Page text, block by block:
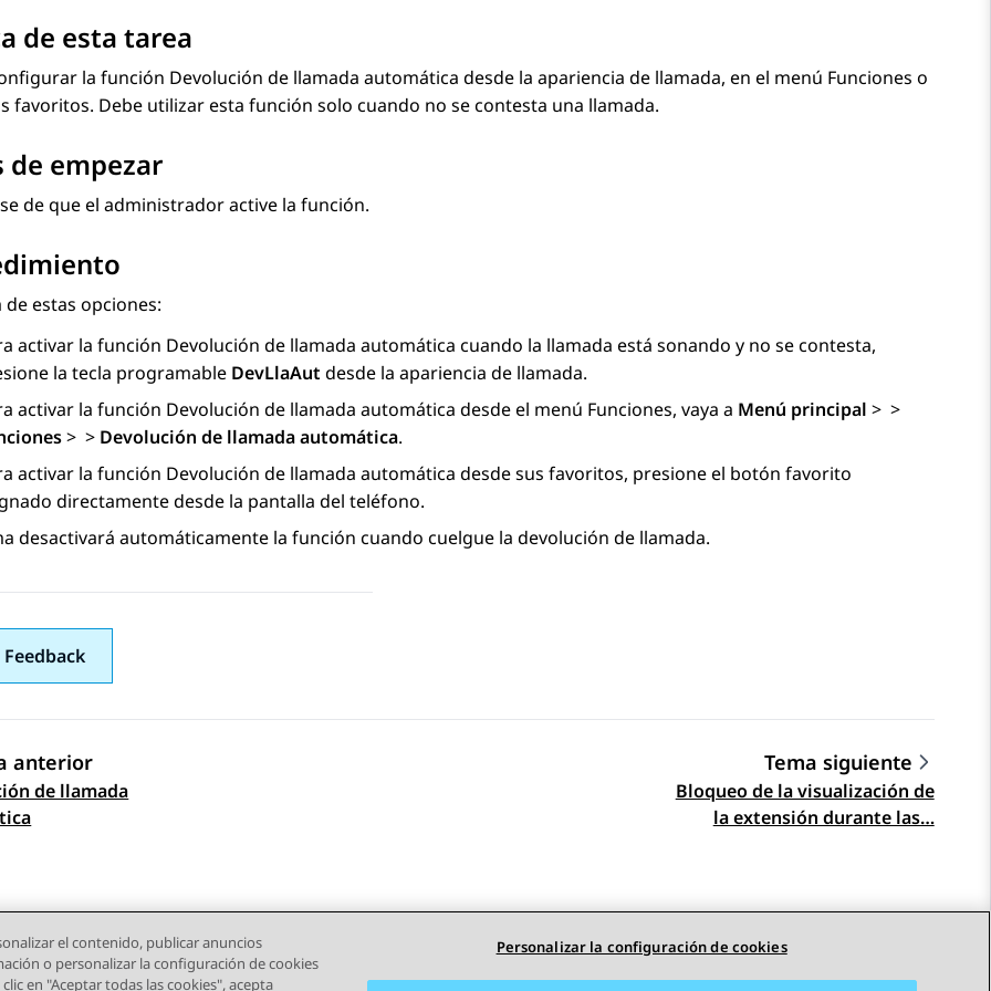
de esta tarea
la función Devolución de llamada automática desde la apariencia de llamada, en el menú Funciones o
favoritos. Debe utilizar esta función solo cuando no se contesta una llamada.
de empezar
de que el administrador active la función.
de estas opciones:
activar la función Devolución de llamada automática cuando la llamada está sonando y no se contesta,
la tecla programable DevLlaAut desde la apariencia de llamada.
activar la función Devolución de llamada automática desde el menú Funciones, vaya a Menú principal > >
> > Devolución de llamada automática.
activar la función Devolución de llamada automática desde sus favoritos, presione el botón favorito
directamente desde la pantalla del teléfono.
desactivará automáticamente la función cuando cuelgue la devolución de llamada.
Feedback
de tema
anterior
de llamada
Tema siguiente
Bloqueo de la visualización de
la extensión durante las…
el contenido, publicar anuncios
o personalizar la configuración de cookies
en "Aceptar todas las cookies", acepta
Personalizar la configuración de cookies